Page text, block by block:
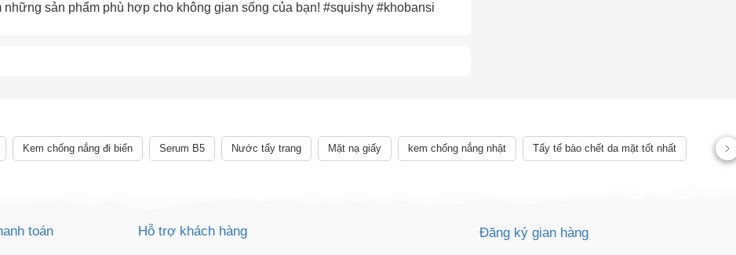
sản phẩm phù hợp cho không gian sống của bạn! #squishy #khobansi
Kem chống nắng đi biển Serum B5 Nước tẩy trang Mặt nạ giấy kem chống nắng nhật Tẩy tế bào chết da mặt tốt nhất
toán Hỗ trợ khách hàng Đăng ký gian hàng